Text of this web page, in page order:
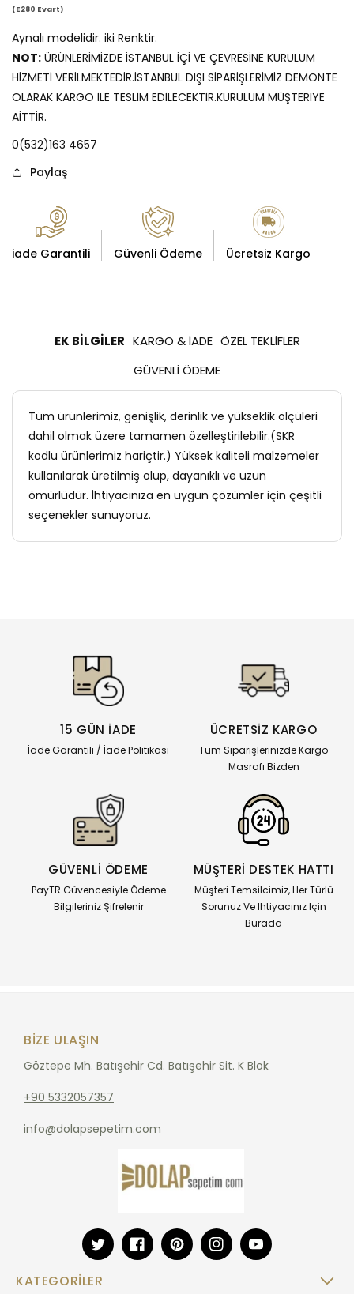
(E280 Evart)
Aynalı modelidir. iki Renktir.
NOT: ÜRÜNLERİMİZDE İSTANBUL İÇİ VE ÇEVRESİNE KURULUM
HİZMETİ VERİLMEKTEDİR.İSTANBUL DIŞI SİPARİŞLERİMİZ DEMONTE
OLARAK KARGO İLE TESLİM EDİLECEKTİR.KURULUM MÜŞTERİYE
AİTTİR.
0(532)163 4657
Paylaş
iade Garantili Güvenli Ödeme Ücretsiz Kargo
EK BILGILER KARGO & İADE ÖZEL TEKLIFLER
GÜVENLI ÖDEME
Tüm ürünlerimiz, genişlik, derinlik ve yükseklik ölçüleri
dahil olmak üzere tamamen özelleştirilebilir.(SKR
kodlu ürünlerimiz hariçtir.) Yüksek kaliteli malzemeler
kullanılarak üretilmiş olup, dayanıklı ve uzun
ömürlüdür. İhtiyacınıza en uygun çözümler için çeşitli
seçenekler sunuyoruz.
15 GÜN İADE
İade Garantili / İade Politikası
ÜCRETSİZ KARGO
Tüm Siparişlerinizde Kargo
Masrafı Bizden
GÜVENLİ ÖDEME
PayTR Güvencesiyle Ödeme
Bilgileriniz Şifrelenir
MÜŞTERİ DESTEK HATTI
Müşteri Temsilcimiz, Her Türlü
Sorunuz Ve Ihtiyacınız Için
Burada
TwitterFacebookPinterestInstagramYouTube
KATEGORILER
BIZE ULAŞIN
Göztepe Mh. Batışehir Cd. Batışehir Sit. K Blok
+90 5332057357
info@dolapsepetim.com